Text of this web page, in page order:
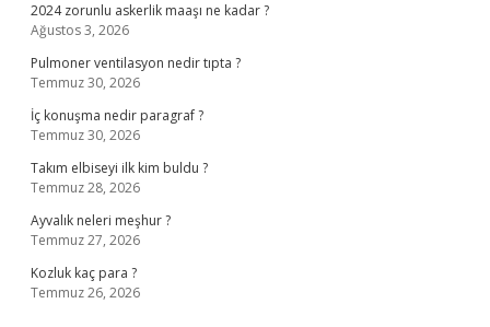
2024 zorunlu askerlik maaşı ne kadar ?
Ağustos 3, 2026
Pulmoner ventilasyon nedir tıpta ?
Temmuz 30, 2026
İç konuşma nedir paragraf ?
Temmuz 30, 2026
Takım elbiseyi ilk kim buldu ?
Temmuz 28, 2026
Ayvalık neleri meşhur ?
Temmuz 27, 2026
Kozluk kaç para ?
Temmuz 26, 2026